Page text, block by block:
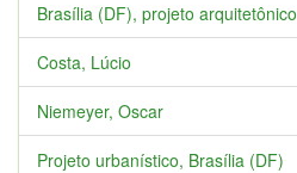
Brasília (DF), projeto arquitetônico
Costa, Lúcio
Niemeyer, Oscar
Projeto urbanístico, Brasília (DF)